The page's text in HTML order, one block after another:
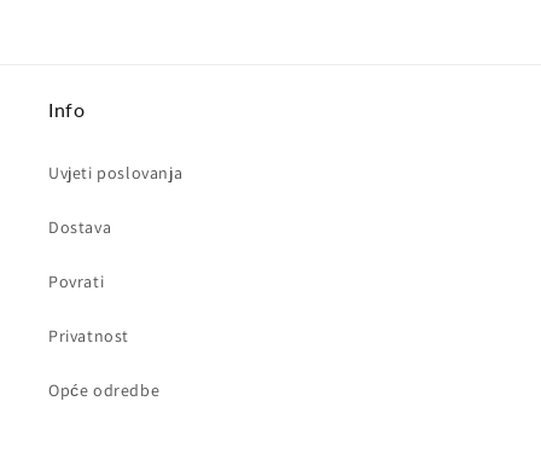
Info
Uvjeti poslovanja
Dostava
Povrati
Privatnost
Opće odredbe